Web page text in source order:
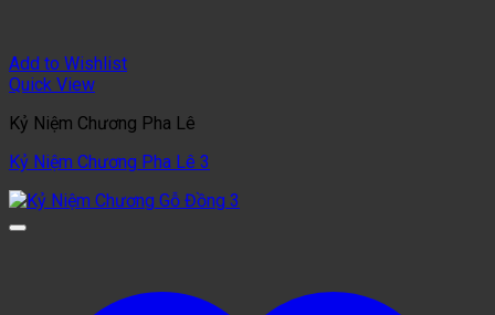
Add to Wishlist
Quick View
Kỷ Niệm Chương Pha Lê
Kỷ Niệm Chương Pha Lê 3